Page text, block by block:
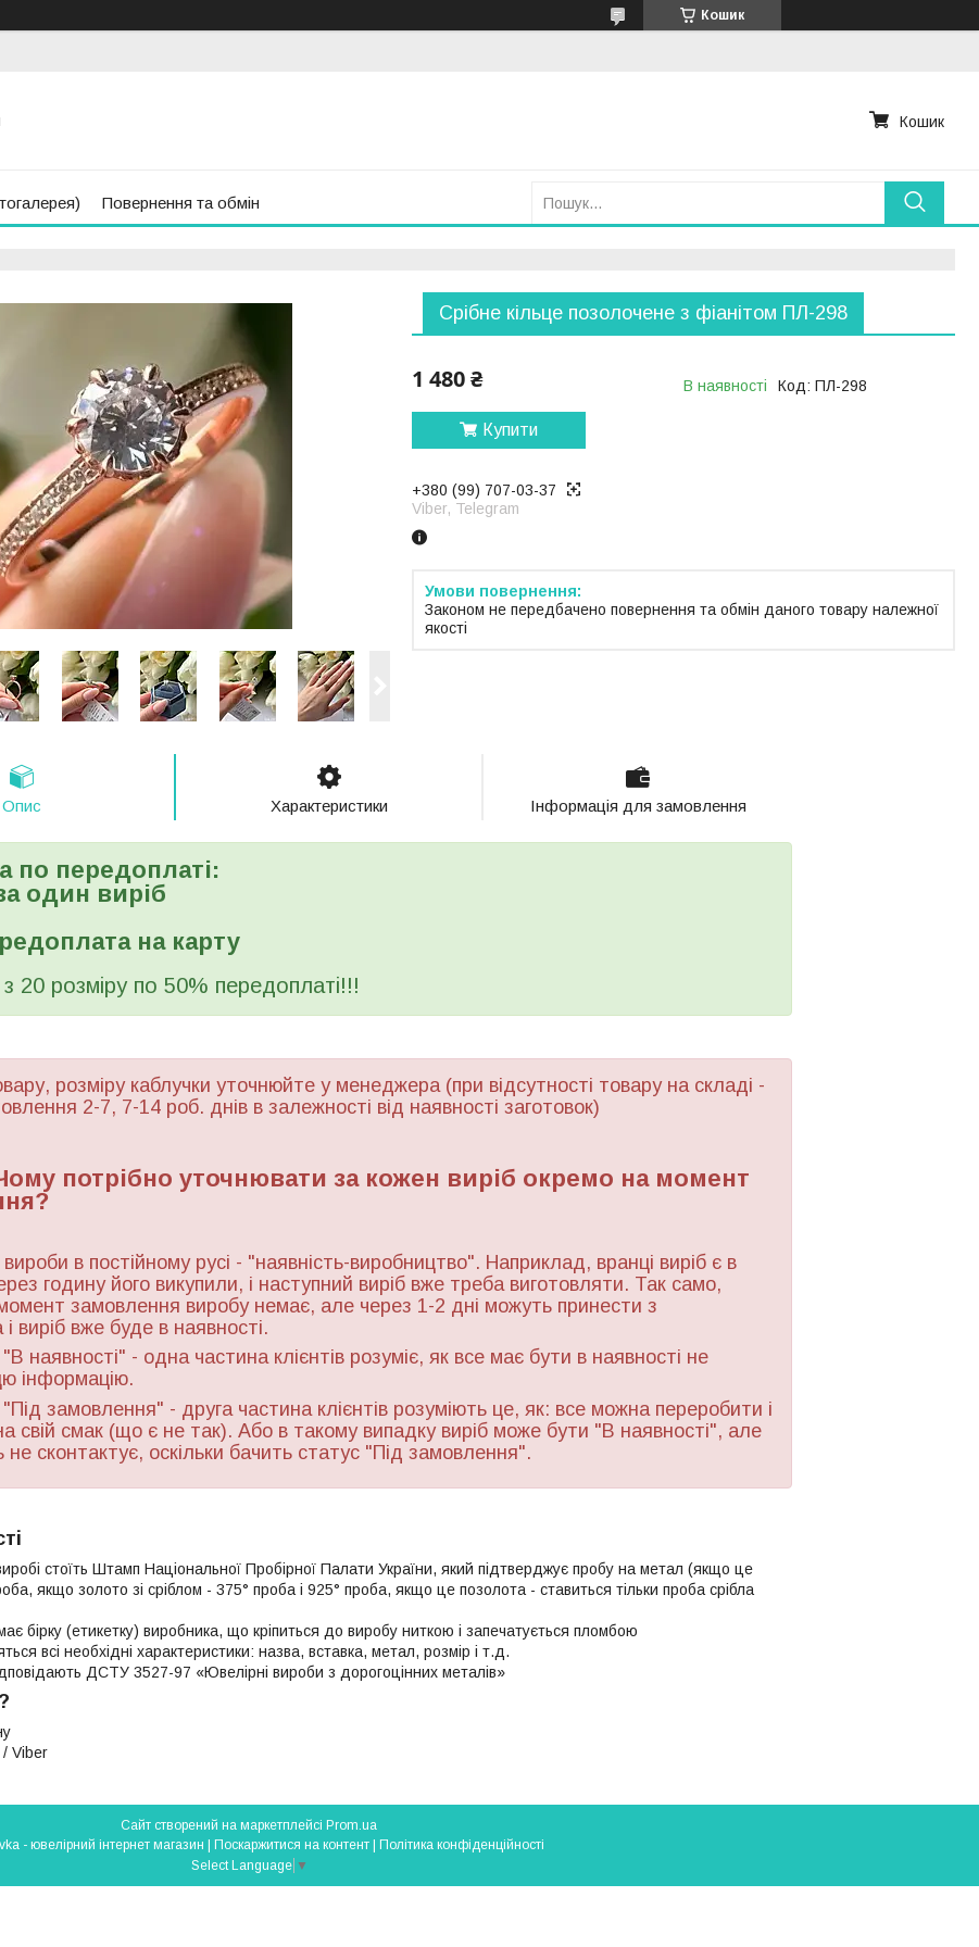
Кошик
Кошик
Повернення та обмін
Срібне кільце позолочене з фіанітом ПЛ-298
1 480 ₴ В наявності Код: ПЛ-298
Купити
+380 (99) 707-03-37
Viber, Telegram
Законом не передбачено повернення та обмін даного товару належної
якості
Опис Характеристики Інформація для замовлення
по передоплаті:
один виріб
на карту
20 розміру по 50% передоплаті!!!
розміру каблучки уточнюйте у менеджера (при відсутності товару на складі -
2-7, 7-14 роб. днів в залежності від наявності заготовок)
потрібно уточнювати за кожен виріб окремо на момент
в постійному русі - "наявність-виробництво". Наприклад, вранці виріб є в
годину його викупили, і наступний виріб вже треба виготовляти. Так само,
замовлення виробу немає, але через 1-2 дні можуть принести з
виріб вже буде в наявності.
наявності" - одна частина клієнтів розуміє, як все має бути в наявності не
інформацію.
замовлення" - друга частина клієнтів розуміють це, як: все можна переробити і
свій смак (що є не так). Або в такому випадку виріб може бути "В наявності", але
не сконтактує, оскільки бачить статус "Під замовлення".
стоїть Штамп Національної Пробірної Палати України, який підтверджує пробу на метал (якщо це
якщо золото зі сріблом - 375° проба і 925° проба, якщо це позолота - ставиться тільки проба срібла
бірку (етикетку) виробника, що кріпиться до виробу ниткою і запечатується пломбою
всі необхідні характеристики: назва, вставка, метал, розмір і т.д.
ДСТУ 3527-97 «Ювелірні вироби з дорогоцінних металів»
Viber
Сайт створений на маркетплейсі Prom.ua
Silverlavka - ювелірний інтернет магазин | Поскаржитися на контент | Політика конфіденційності
Select Language ▼